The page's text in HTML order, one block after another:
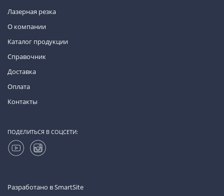
Лазерная резка
О компании
Каталог продукции
Справочник
Доставка
Оплата
Контакты
ПОДЕЛИТЬСЯ В СОЦСЕТИ:
Разработано вSmartSite